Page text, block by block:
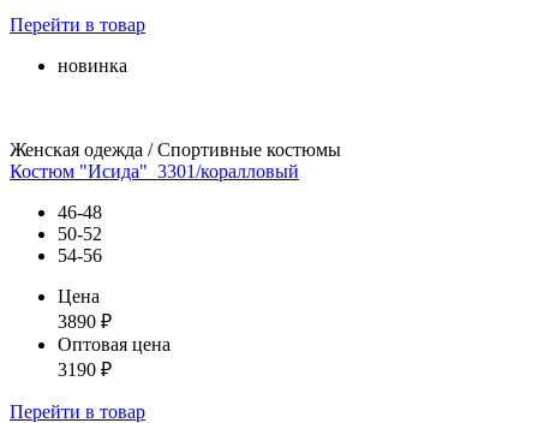
Перейти в товар
новинка
Женская одежда / Спортивные костюмы
Костюм "Исида"_3301/коралловый
46-48
50-52
54-56
Цена
3890 ₽
Оптовая цена
3190 ₽
Перейти в товар